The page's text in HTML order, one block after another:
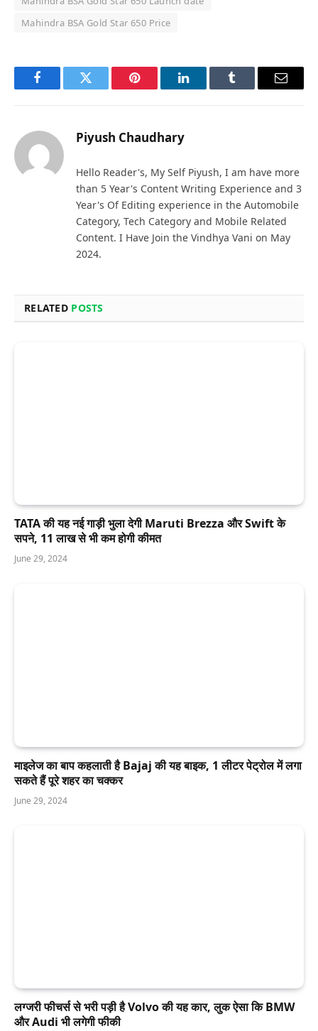
Mahindra BSA Gold Star 650 Price
FacebookTwitter Pinterest LinkedInTumblr Email
Piyush Chaudhary
Hello Reader's, My Self Piyush, I am have more
than 5 Year's Content Writing Experience and 3
Year's Of Editing experience in the Automobile
Category, Tech Category and Mobile Related
Content. I Have Join the Vindhya Vani on May
2024.
RELATED POSTS
TATA की यह नई गाड़ी भुला देगी Maruti Brezza और Swift के
सपने, 11 लाख से भी कम होगी कीमत
June 29, 2024
माइलेज का बाप कहलाती है Bajaj की यह बाइक, 1 लीटर पेट्रोल में लगा
सकते हैं पूरे शहर का चक्कर
June 29, 2024
लग्जरी फीचर्स से भरी पड़ी है Volvo की यह कार, लुक ऐसा कि BMW
और Audi भी लगेगी फीकी